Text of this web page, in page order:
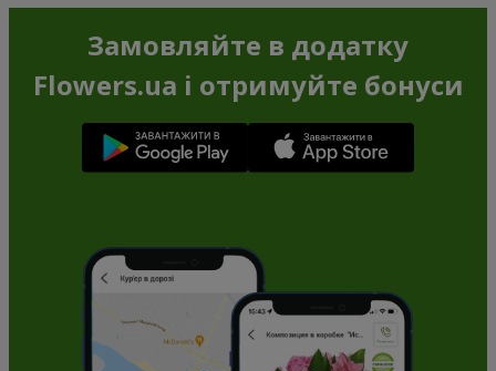
Замовляйте в додатку
Flowers.ua і отримуйте бонуси